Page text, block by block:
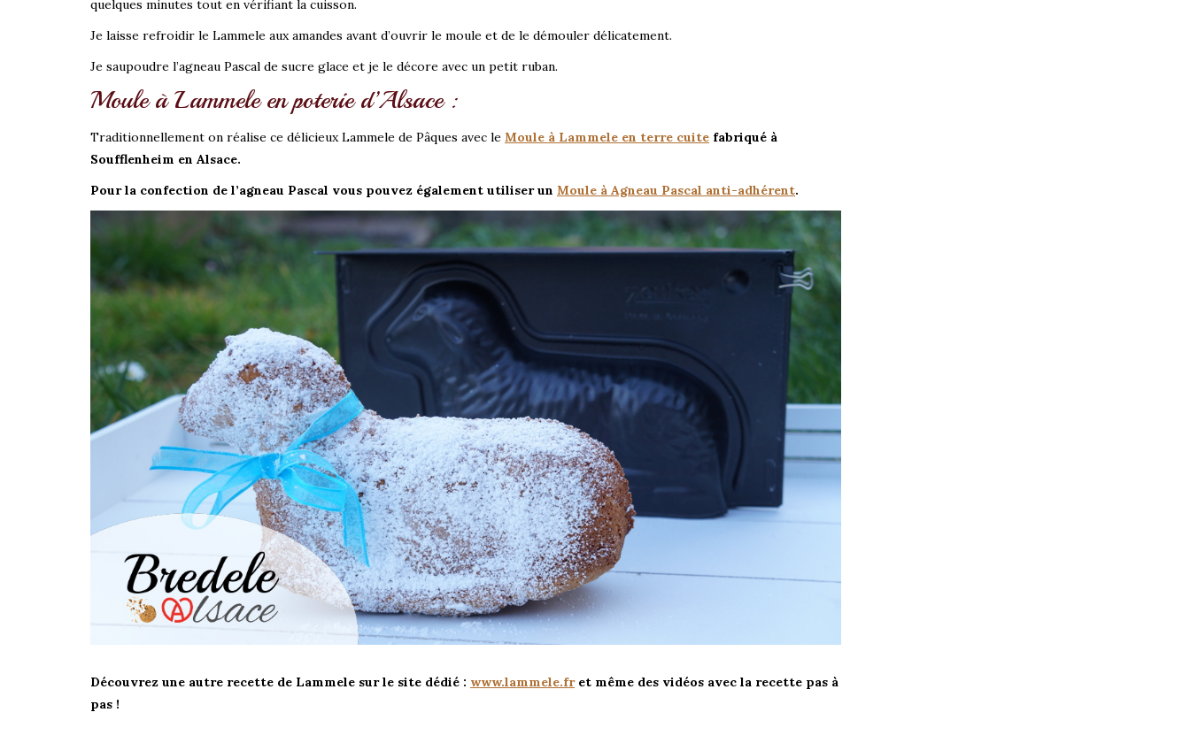
quelques minutes tout en vérifiant la cuisson.
Je laisse refroidir le Lammele aux amandes avant d’ouvrir le moule et de le démouler délicatement.
Je saupoudre l’agneau Pascal de sucre glace et je le décore avec un petit ruban.
Moule à Lammele en poterie d’Alsace :
Traditionnellement on réalise ce délicieux Lammele de Pâques avec le Moule à Lammele en terre cuite fabriqué à
Soufflenheim en Alsace.
Pour la confection de l’agneau Pascal vous pouvez également utiliser un Moule à Agneau Pascal anti-adhérent.
Découvrez une autre recette de Lammele sur le site dédié : www.lammele.fret même des vidéos avec la recette pas à
pas !